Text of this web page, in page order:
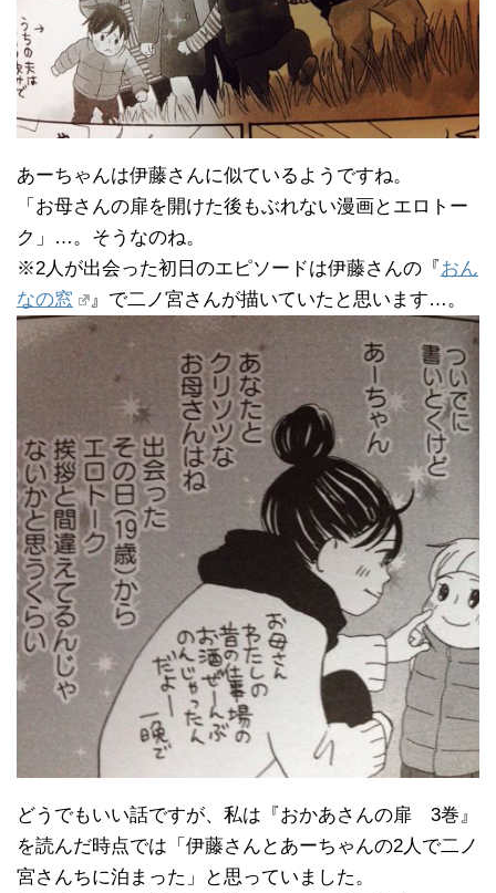
あーちゃんは伊藤さんに似ているようですね。
「お母さんの扉を開けた後もぶれない漫画とエロトー
ク」…。そうなのね。
※2人が出会った初日のエピソードは伊藤さんの『おん
なの窓
』で二ノ宮さんが描いていたと思います…。
どうでもいい話ですが、私は『おかあさんの扉 3巻』
を読んだ時点では「伊藤さんとあーちゃんの2人で二ノ
宮さんちに泊まった」と思っていました。